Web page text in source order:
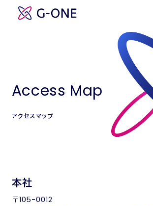
Access Map
アクセスマップ
本社
〒105-0012